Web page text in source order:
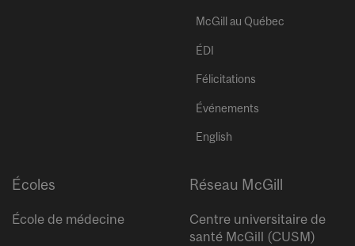
McGill au Québec
ÉDI
Félicitations
Événements
English
Écoles
École de médecine
Réseau McGill
Centre universitaire de
santé McGill (CUSM)